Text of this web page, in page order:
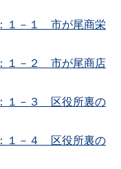
１－１ 市が尾商栄
１－２ 市が尾商店
１－３ 区役所裏の
１－４ 区役所裏の